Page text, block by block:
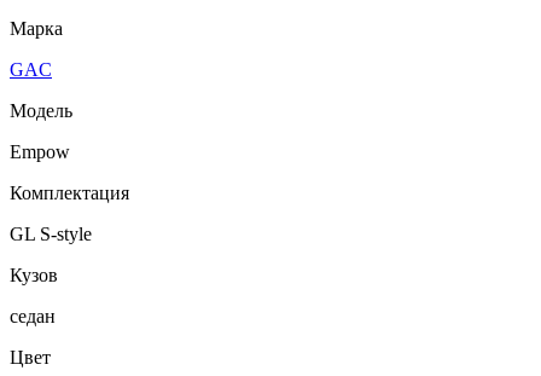
Марка
GAC
Модель
Empow
Комплектация
GL S-style
Кузов
седан
Цвет